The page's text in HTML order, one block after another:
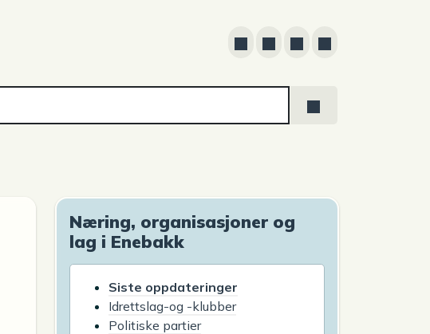
Næring, organisasjoner og
lag i Enebakk
Siste oppdateringer
Idrettslag-og -klubber
Politiske partier